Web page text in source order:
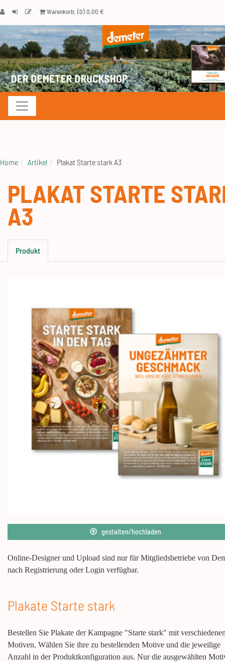
Warenkorb: (0) 0,00 €
Navigation anzeigen
Home Artikel Plakat Starte stark A3
PLAKAT STARTE
A3
Produkt
gestalten/hochladen
Online-Designer und Upload sind nur für Mitgliedsbetriebe von
nach Registrierung oder Login verfügbar.
Plakate Starte stark
Bestellen Sie Plakate der Kampagne "Starte stark" mit
Motiven. Wählen Sie ihre zu bestellenden Motive und die jeweilige
Anzahl in der Produktkonfiguration aus. Nur die ausgewählten